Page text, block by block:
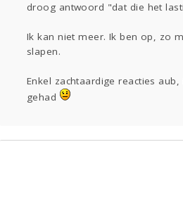
droog antwoord "dat die het
Ik kan niet meer. Ik ben op, zo
slapen.
Enkel zachtaardige reacties
gehad